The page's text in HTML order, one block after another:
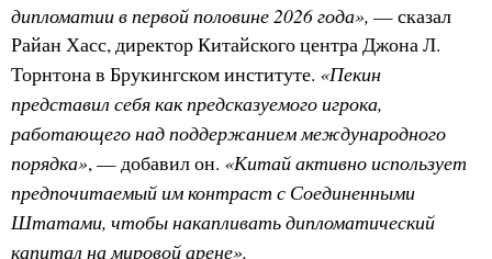
дипломатии в первой половине 2026 года», — сказал
Райан Хасс, директор Китайского центра Джона Л.
Торнтона в Брукингском институте. «Пекин
представил себя как предсказуемого игрока,
работающего над поддержанием международного
порядка», — добавил он. «Китай активно использует
предпочитаемый им контраст с Соединенными
Штатами, чтобы накапливать дипломатический
капитал на мировой арене».